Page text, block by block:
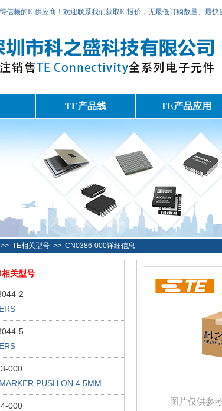
信赖的IC供应商！欢迎联系我们获取IC报价，无最低订购数量、最快
TE产品线 TE产品应用
>> TE相关型号 >> CN0386-000详细信息
关型号
2
5
000
PUSH ON 4.5MM
000
图片仅供参